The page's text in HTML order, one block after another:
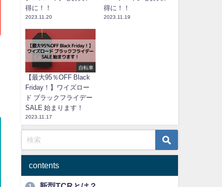
得に！！
2023.11.20
得に！！
2023.11.19
自転車
【最大95％OFF Black
Friday！】ワイズロー
ド ブラックフライデー
SALE 始まります！
2023.11.17
contents